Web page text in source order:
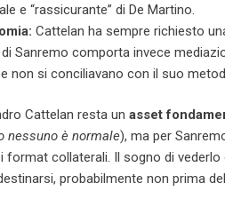
e “rassicurante” di De Martino.
Cattelan ha sempre richiesto
Sanremo comporta invece
non si conciliavano con il suo
Cattelan resta un asset
nessuno è normale), ma per
format collaterali. Il sogno di
probabilmente non prima